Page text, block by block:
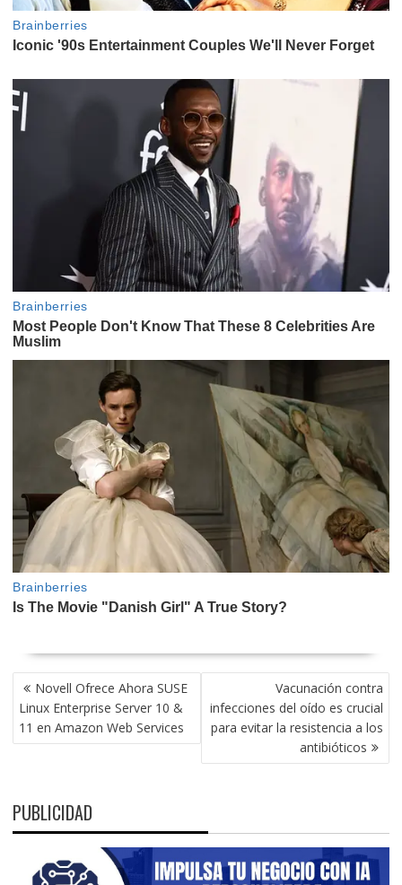
NAVEGACIÓN
DE
ENTRADAS
Novell Ofrece Ahora SUSE
Linux Enterprise Server 10 &
11 en Amazon Web Services
Vacunación contra
infecciones del oído es crucial
para evitar la resistencia a los
antibióticos
PUBLICIDAD